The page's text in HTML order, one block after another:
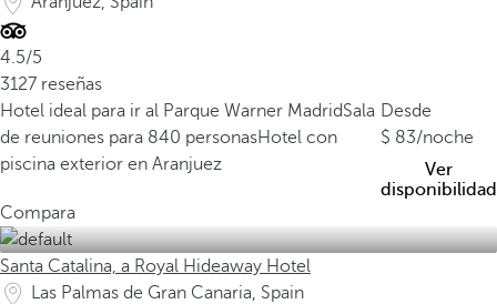
4.5/5
3127 reseñas
Hotel ideal para ir al Parque Warner MadridSala
de reuniones para 840 personasHotel con
piscina exterior en Aranjuez
Desde
83/noche
Ver
disponibilidad
Compara
Santa Catalina, a Royal Hideaway Hotel
Las Palmas de Gran Canaria, Spain